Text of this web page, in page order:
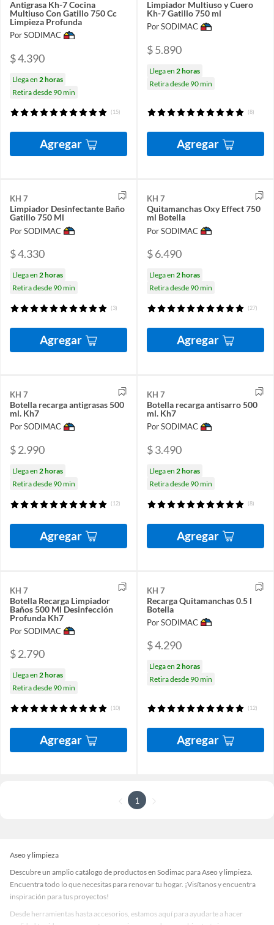
Antigrasa Kh-7 Cocina
Multiuso Con Gatillo 750 Cc
Limpieza Profunda
Por SODIMAC
$ 4.390
Llega en 2 horas
Retira desde 90 min
(15)
Agregar
Limpiador Multiuso y Cuero
Kh-7 Gatillo 750 ml
Por SODIMAC
$ 5.890
Llega en 2 horas
Retira desde 90 min
(8)
Agregar
KH 7
Limpiador Desinfectante Baño
Gatillo 750 Ml
Por SODIMAC
$ 4.330
Llega en 2 horas
Retira desde 90 min
(3)
Agregar
KH 7
Quitamanchas Oxy Effect 750
ml Botella
Por SODIMAC
$ 6.490
Llega en 2 horas
Retira desde 90 min
(27)
Agregar
KH 7
Botella recarga antigrasas 500
ml. Kh7
Por SODIMAC
$ 2.990
Llega en 2 horas
Retira desde 90 min
(12)
Agregar
KH 7
Botella recarga antisarro 500
ml. Kh7
Por SODIMAC
$ 3.490
Llega en 2 horas
Retira desde 90 min
(8)
Agregar
KH 7
Botella Recarga Limpiador
Baños 500 Ml Desinfección
Profunda Kh7
Por SODIMAC
$ 2.790
Llega en 2 horas
Retira desde 90 min
(10)
Agregar
KH 7
Recarga Quitamanchas 0.5 l
Botella
Por SODIMAC
$ 4.290
Llega en 2 horas
Retira desde 90 min
(12)
Agregar
1
Aseo y limpieza
Descubre un amplio catálogo de productos en Sodimac para Aseo y limpieza.
Encuentra todo lo que necesitas para renovar tu hogar. ¡Visítanos y encuentra
inspiración para tus proyectos!
Desde herramientas hasta accesorios, estamos aquí para ayudarte a hacer